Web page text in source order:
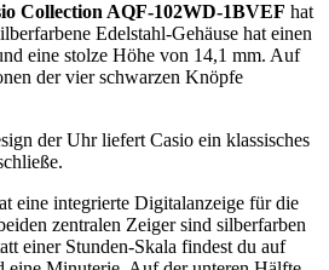
Collection AQF-102WD-1BVEF hat
Edelstahl-Gehäuse hat einen
eine stolze Höhe von 14,1 mm. Auf
der vier schwarzen Knöpfe
der Uhr liefert Casio ein klassisches
eine integrierte Digitalanzeige für die
zentralen Zeiger sind silberfarben
einer Stunden-Skala findest du auf